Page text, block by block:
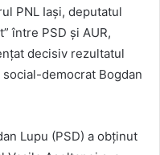
PNL Iași, deputatul
între PSD și AUR,
decisiv rezultatul
democrat Bogdan
Lupu (PSD) a obținut